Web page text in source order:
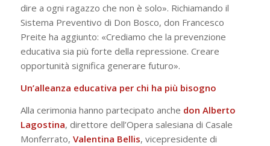
dire a ogni ragazzo che non è solo». Richiamando il
Sistema Preventivo di Don Bosco, don Francesco
Preite ha aggiunto: «Crediamo che la prevenzione
educativa sia più forte della repressione. Creare
opportunità significa generare futuro».
Un’alleanza educativa per chi ha più bisogno
Alla cerimonia hanno partecipato anche don Alberto
Lagostina, direttore dell’Opera salesiana di Casale
Monferrato, Valentina Bellis, vicepresidente di